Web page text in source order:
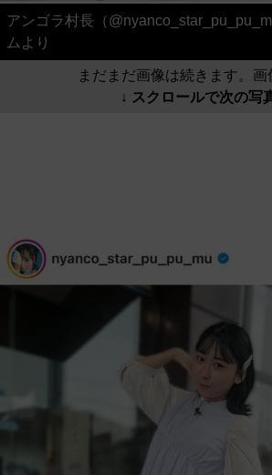
アンゴラ村長（
ムより
まだまだ画像は続きます。画
↓ スクロールで次の写